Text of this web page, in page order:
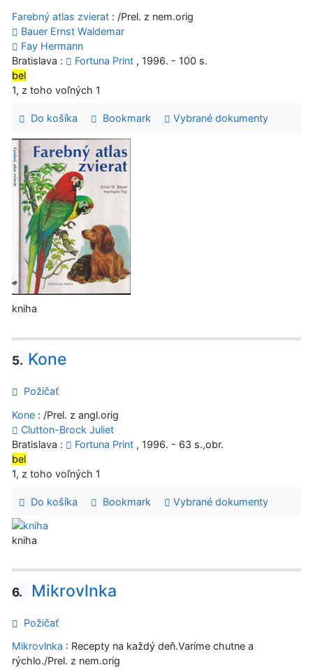
Farebný atlas zvierat : /Prel. z nem.orig
Bauer Ernst Waldemar
Fay Hermann
Bratislava :
Fortuna Print , 1996. - 100 s.
bel
1, z toho voľných 1
Do košíka Bookmark Vybrané dokumenty
kniha
5. Kone
Požičať
Kone : /Prel. z angl.orig
Clutton-Brock Juliet
Bratislava :
Fortuna Print , 1996. - 63 s.,obr.
bel
1, z toho voľných 1
Do košíka Bookmark Vybrané dokumenty
kniha
6. Mikrovlnka
Požičať
Mikrovlnka : Recepty na každý deň.Varíme chutne a
rýchlo./Prel. z nem.orig